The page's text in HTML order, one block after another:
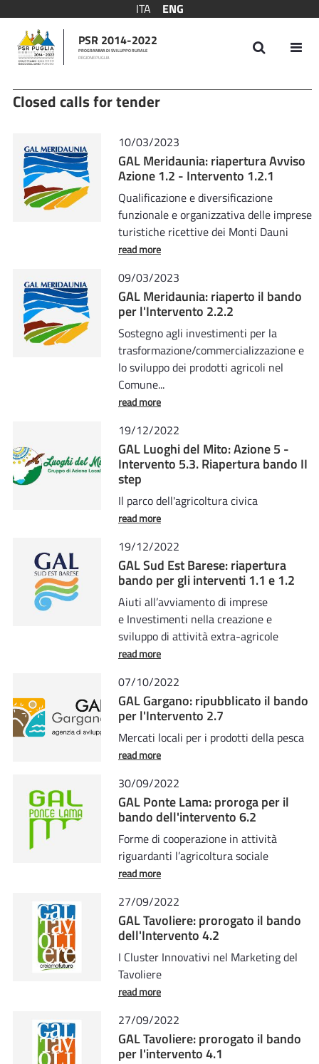
ITA
ENG
PSR 2014-2022
PROGRAMMA DI SVILUPPO RURALE
REGIONE PUGLIA
Closed calls for tender
Closed calls for tender
10/03/2023
GAL Meridaunia: riapertura Avviso
Azione 1.2 - Intervento 1.2.1
Qualificazione e diversificazione
funzionale e organizzativa delle imprese
turistiche ricettive dei Monti Dauni
read more
09/03/2023
GAL Meridaunia: riaperto il bando
per l'Intervento 2.2.2
Sostegno agli investimenti per la
trasformazione/commercializzazione e
lo sviluppo dei prodotti agricoli nel
Comune...
read more
19/12/2022
GAL Luoghi del Mito: Azione 5 -
Intervento 5.3. Riapertura bando II
step
Il parco dell'agricoltura civica
read more
19/12/2022
GAL Sud Est Barese: riapertura
bando per gli interventi 1.1 e 1.2
Aiuti all’avviamento di imprese
e Investimenti nella creazione e
sviluppo di attività extra-agricole
read more
07/10/2022
GAL Gargano: ripubblicato il bando
per l'Intervento 2.7
Mercati locali per i prodotti della pesca
read more
30/09/2022
GAL Ponte Lama: proroga per il
bando dell'intervento 6.2
Forme di cooperazione in attività
riguardanti l’agricoltura sociale
read more
27/09/2022
GAL Tavoliere: prorogato il bando
dell'Intervento 4.2
I Cluster Innovativi nel Marketing del
Tavoliere
read more
27/09/2022
GAL Tavoliere: prorogato il bando
per l'intervento 4.1